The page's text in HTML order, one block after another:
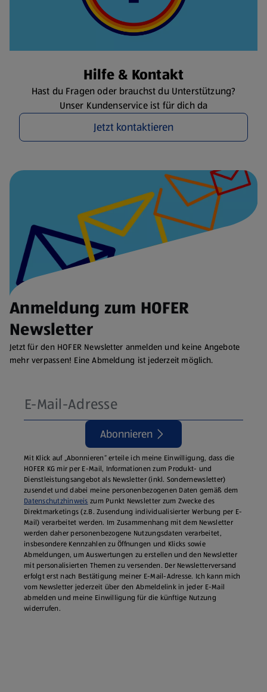
Hilfe & Kontakt
Hast du Fragen oder brauchst du Unterstützung?
Unser Kundenservice ist für dich da
Jetzt kontaktieren
Anmeldung zum HOFER
Newsletter
Jetzt für den HOFER Newsletter anmelden und keine Angebote
mehr verpassen! Eine Abmeldung ist jederzeit möglich.
Abonnieren
Mit Klick auf „Abonnieren“ erteile ich meine Einwilligung, dass die
HOFER KG mir per E-Mail, Informationen zum Produkt- und
Dienstleistungsangebot als Newsletter (inkl. Sondernewsletter)
zusendet und dabei meine personenbezogenen Daten gemäß dem
Datenschutzhinweis zum Punkt Newsletter zum Zwecke des
Direktmarketings (z.B. Zusendung individualisierter Werbung per E-
Mail) verarbeitet werden. Im Zusammenhang mit dem Newsletter
werden daher personenbezogene Nutzungsdaten verarbeitet,
insbesondere Kennzahlen zu Öffnungen und Klicks sowie
Abmeldungen, um Auswertungen zu erstellen und den Newsletter
mit personalisierten Themen zu versenden. Der Newsletterversand
erfolgt erst nach Bestätigung meiner E-Mail-Adresse. Ich kann mich
vom Newsletter jederzeit über den Abmeldelink in jeder E‑Mail
abmelden und meine Einwilligung für die künftige Nutzung
widerrufen.